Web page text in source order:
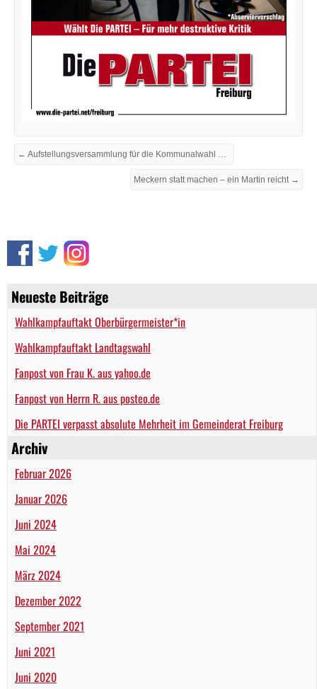
Neueste Beiträge
Wahlkampfauftakt Oberbürgermeister*in
Wahlkampfauftakt Landtagswahl
Fanpost von Frau K. aus yahoo.de
Fanpost von Herrn R. aus posteo.de
Die PARTEI verpasst absolute Mehrheit im Gemeinderat Freiburg
Archiv
Februar 2026
Januar 2026
Juni 2024
Mai 2024
März 2024
Dezember 2022
September 2021
Juni 2021
Juni 2020
Meckern statt machen – ein Martin reicht →